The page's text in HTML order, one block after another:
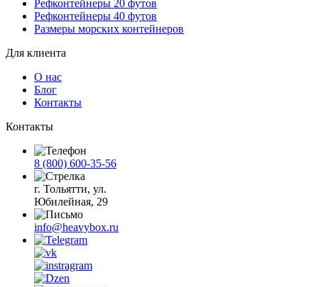
Рефконтейнеры 20 футов
Рефконтейнеры 40 футов
Размеры морских контейнеров
Для клиента
О нас
Блог
Контакты
Контакты
8 (800) 600-35-56
г. Тольятти, ул.
Юбилейная, 29
info@heavybox.ru